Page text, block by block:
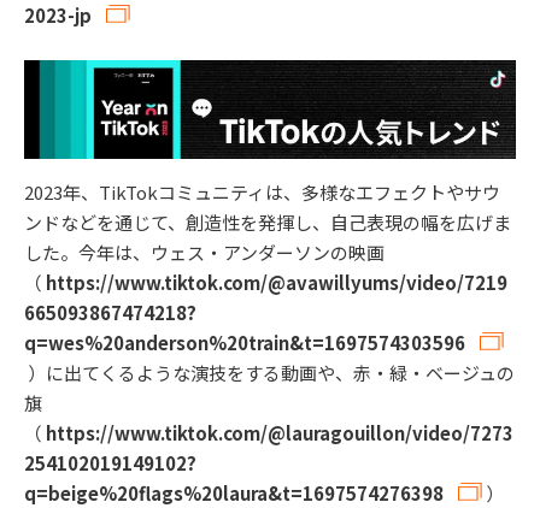
2023-jp
2023年、TikTokコミュニティは、多様なエフェクトやサウ
ンドなどを通じて、創造性を発揮し、自己表現の幅を広げま
した。今年は、ウェス・アンダーソンの映画
（ https://www.tiktok.com/@avawillyums/video/7219
665093867474218?
q=wes%20anderson%20train&t=1697574303596
）に出てくるような演技をする動画や、赤・緑・ベージュの
旗
（ https://www.tiktok.com/@lauragouillon/video/7273
254102019149102?
q=beige%20flags%20laura&t=1697574276398
）